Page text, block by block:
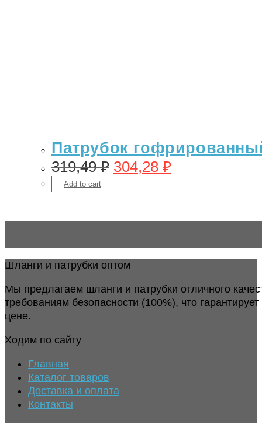
Патрубок
319,49₽ 304,28 ₽
Add to cart
Шланги и патрубки оптом
Мы предлагаем шланги и патрубки отличного
требованиям безопасности (100%), что
цене.
Ходим по сайту
Главная
Каталог товаров
Доставка и оплата
Контакты